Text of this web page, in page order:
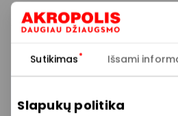
Sutikimas Išsami
Slapukų politika
Drabužių parduotuvių tinklas,
gyvenimas verda miesto
kurio vibracijas atspindi
ženklai, patikrinti laiko ir